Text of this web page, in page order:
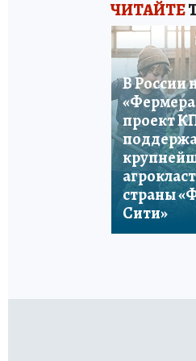
ЧИТАЙТЕ
В России
«Фермера
проект
страны
Сити»